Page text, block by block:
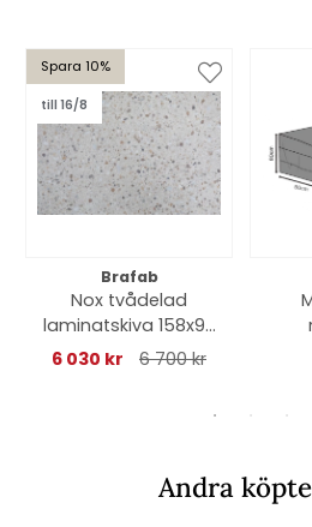
Spara 10%
till 16/8
Brafab
Nox tvådelad
laminatskiva 158x90
cm - beige terrazzo
6 030 kr 6 700 kr
Andra